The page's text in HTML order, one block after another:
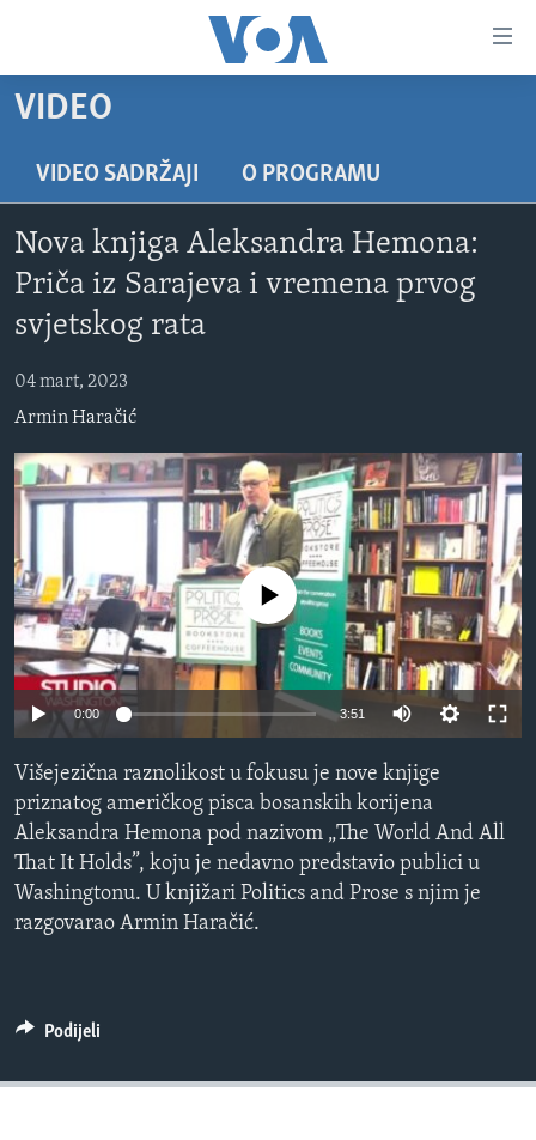
glavni
Pređi
na
glavnu
navigaciju
Idi
na
VIDEO
VIJESTI
SJEDINJENE AMERIČKE DRŽAVE
BOSNA I HERCEGOVINA
SVIJET
NAUKA I TEHNOLOGIJA
SPECIJALNI PROJEKTI
KORUPCIJA
SLOBODA MEDIJA
ŽENSKA STRANA
IZBJEGLIČKA STRANA
MAGAZIN
O GLASU AMERIKE
Learning English
PRATITE NAS
Jezici
VIDEO
VIDEO SADRŽAJI O PROGRAMU
Nova knjiga Aleksandra Hemona:
Priča iz Sarajeva i vremena prvog
svjetskog rata
04 mart, 2023
Armin Haračić
No media source currently available
0:00 3:51
Višejezična raznolikost u fokusu je nove knjige
priznatog američkog pisca bosanskih korijena
Aleksandra Hemona pod nazivom „The World And All
That It Holds”, koju je nedavno predstavio publici u
Washingtonu. U knjižari Politics and Prose s njim je
razgovarao Armin Haračić.
Podijeli